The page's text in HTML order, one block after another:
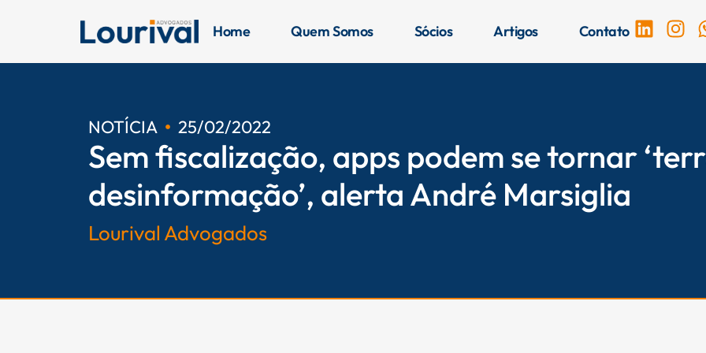
Home Quem Somos Sócios Artigos Contato
L
n
i
I
s
r
a
NOTÍCIA 25/02/2022
Sem fiscalização, apps podem se tornar
desinformação’, alerta André Marsiglia
Lourival Advogados